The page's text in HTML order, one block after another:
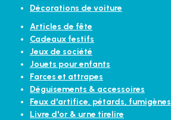
Décorations de voiture
Articles de fête
Cadeaux festifs
Jeux de société
Jouets pour enfants
Farces et attrapes
Déguisements & accessoires
Feux d'artifice, pétards, fumigènes
Livre d'or & urne tirelire